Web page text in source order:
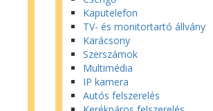
Kaputelefon
TV- és monitortartó állvány
Karácsony
Szerszámok
Multimédia
IP kamera
Autós felszerelés